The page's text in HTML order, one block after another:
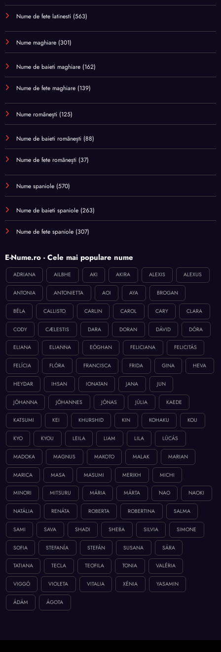
Nume de fete latinesti (563)
Nume maghiare (301)
Nume de baieti maghiare (162)
Nume de fete maghiare (139)
Nume românești (125)
Nume de baieti românești (88)
Nume de fete românești (37)
Nume spaniole (570)
Nume de baieti spaniole (263)
Nume de fete spaniole (307)
E-Nume.ro - Cele mai populare nume
ADRIANA AILBHE AKI AKIRA ALEXIS ALEXUS
ANTONIA ANTONIETTA AOI AYA BROGAN
BÉLA CALLISTO CARLIN CAROL CARY CLARA
CODY CÆLESTIS DARA DORAN DÁVID DÓRA
ELIANA ELIANNA EÓGHAN FELICIANA FELICITÁS
FELÍCIA FLÓRA FRANCISCA FRIDA GINA HEVA
HEYDAR IHSAN IONATAN JANA JUN
JÓHANNA JÓHANNES JÓNAS JÚLIA KAEDE
KATSUMI KEI KHURSHID KIN KOHAKU KOU
KYO KYOU LEILA LIAM LILA LÚCÁS
MADOKA MAGNUS MAKOTO MALAK MARIAN
MARICA MASA MASUMI MERIKH MICHI
MINORI MITSURU MÁRIA MÁRTA NAO NAOKI
NATÁLIA RENÁTA ROBERTA ROBERTINA SALMA
SAMI SAVA SHADI SHEBA SILVIA SIMONE
SOFIA STEFANÍA STEFÁN SUSANA SÁRA
TATIANA TECLA TEOFILA TONIA VALÉRIA
VIGGÓ VIOLETA VITALIA XÉNIA YASAMIN
ÁDÁM ÁGOTA